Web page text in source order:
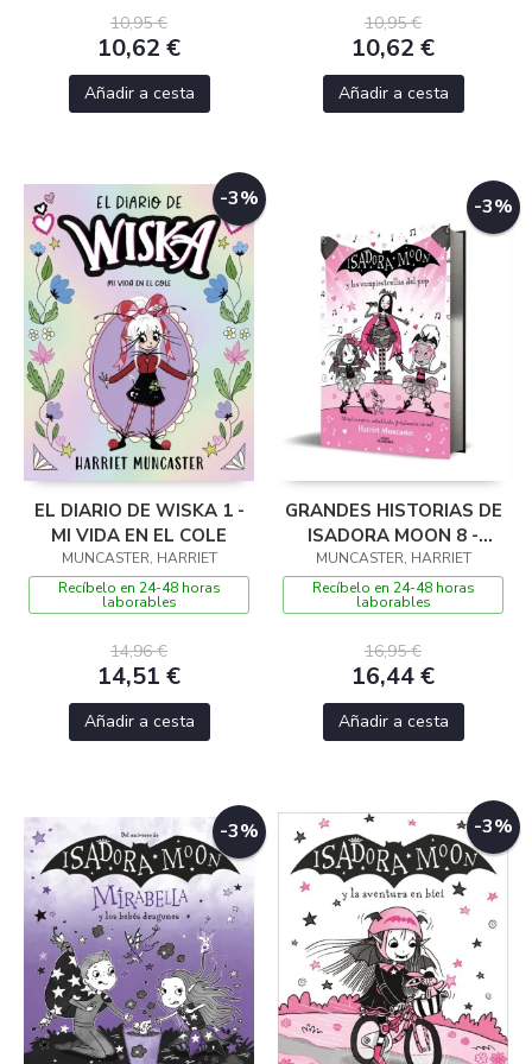
10,95 €
10,62 €
Añadir a cesta
10,95 €
10,62 €
Añadir a cesta
-3%
EL DIARIO DE WISKA 1 -
MI VIDA EN EL COLE
MUNCASTER, HARRIET
Recíbelo en 24-48 horas
laborables
14,96 €
14,51 €
Añadir a cesta
-3%
GRANDES HISTORIAS DE
ISADORA MOON 8 -
ISADORA MOON Y LAS
VAMPIESTRELLAS DEL
POP
MUNCASTER, HARRIET
Recíbelo en 24-48 horas
laborables
16,95 €
16,44 €
Añadir a cesta
-3% -3%